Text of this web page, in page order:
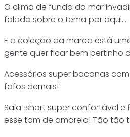
O clima de fundo do mar
falado sobre o tema por aqui…
E a coleção da marca está
gente quer ficar bem pertinho
Acessórios super bacanas
fofos demais!
Saia-short super confortável e
esse tom de amarelo! Tão tão